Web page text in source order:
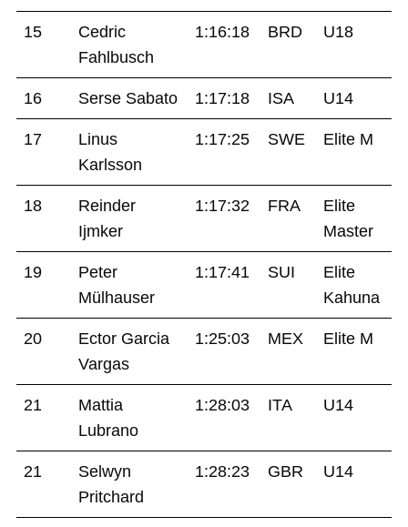
15
Cedric
Fahlbusch
1:16:18 BRD U18
16 Serse Sabato 1:17:18 ISA U14
17
Linus
Karlsson
1:17:25 SWE Elite M
18
Reinder
Ijmker
1:17:32 FRA
Elite
Master
19
Peter
Mülhauser
1:17:41 SUI
Elite
Kahuna
20
Ector Garcia
Vargas
1:25:03 MEX Elite M
21
Mattia
Lubrano
1:28:03 ITA U14
21
Selwyn
Pritchard
1:28:23 GBR U14